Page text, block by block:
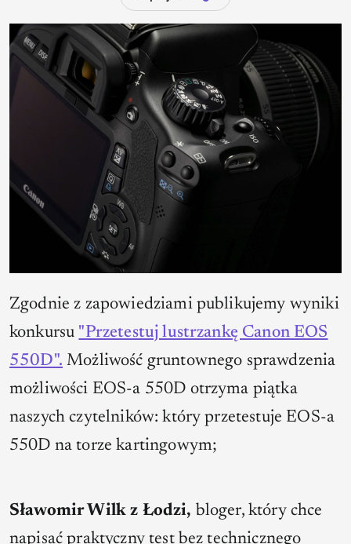
Zgodnie z zapowiedziami publikujemy wyniki
konkursu "Przetestuj lustrzankę Canon EOS
550D". Możliwość gruntownego sprawdzenia
możliwości EOS-a 550D otrzyma piątka
naszych czytelników: który przetestuje EOS-a
550D na torze kartingowym;
Sławomir Wilk z Łodzi, bloger, który chce
napisać praktyczny test bez technicznego